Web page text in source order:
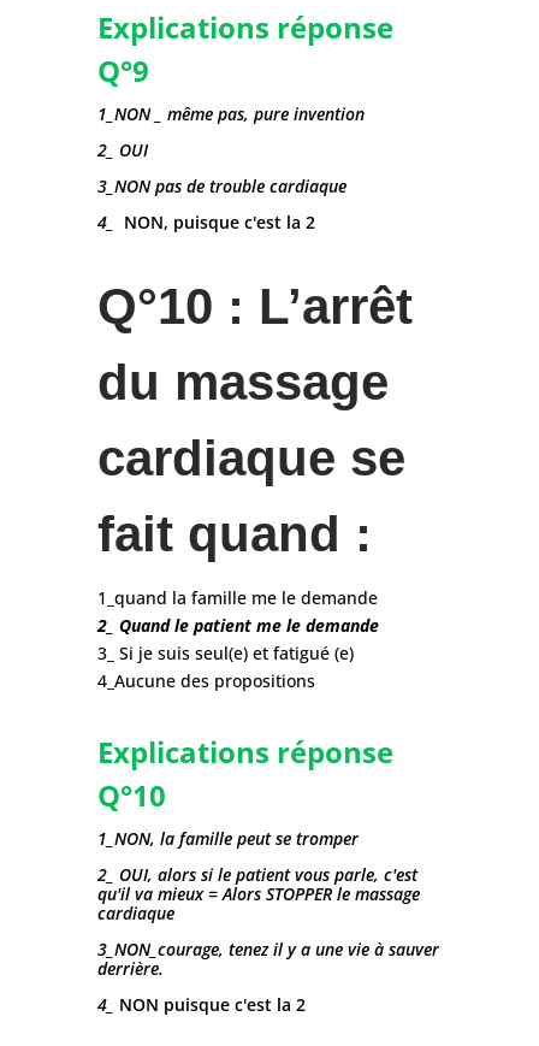
Explications réponse
Q°9
1_NON _ même pas, pure invention
2_ OUI
3_NON pas de trouble cardiaque
4_
NON, puisque c'est la 2
Q°10 : L’arrêt
du massage
cardiaque se
fait quand :
1_quand la famille me le demande
2_ Quand le patient me le demande
3_ Si je suis seul(e) et fatigué (e)
4_Aucune des propositions
Explications réponse
Q°10
1_NON, la famille peut se tromper
2_ OUI, alors si le patient vous parle, c'est
qu'il va mieux = Alors STOPPER le massage
cardiaque
3_NON_courage, tenez il y a une vie à sauver
derrière.
4_ NON puisque c'est la 2